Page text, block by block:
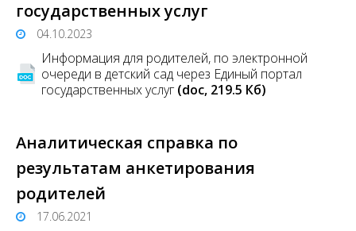
государственных услуг
04.10.2023
Информация для родителей, по электронной
очереди в детский сад через Единый портал
государственных услуг (doc, 219.5 Кб)
Аналитическая справка по
результатам анкетирования
родителей
17.06.2021